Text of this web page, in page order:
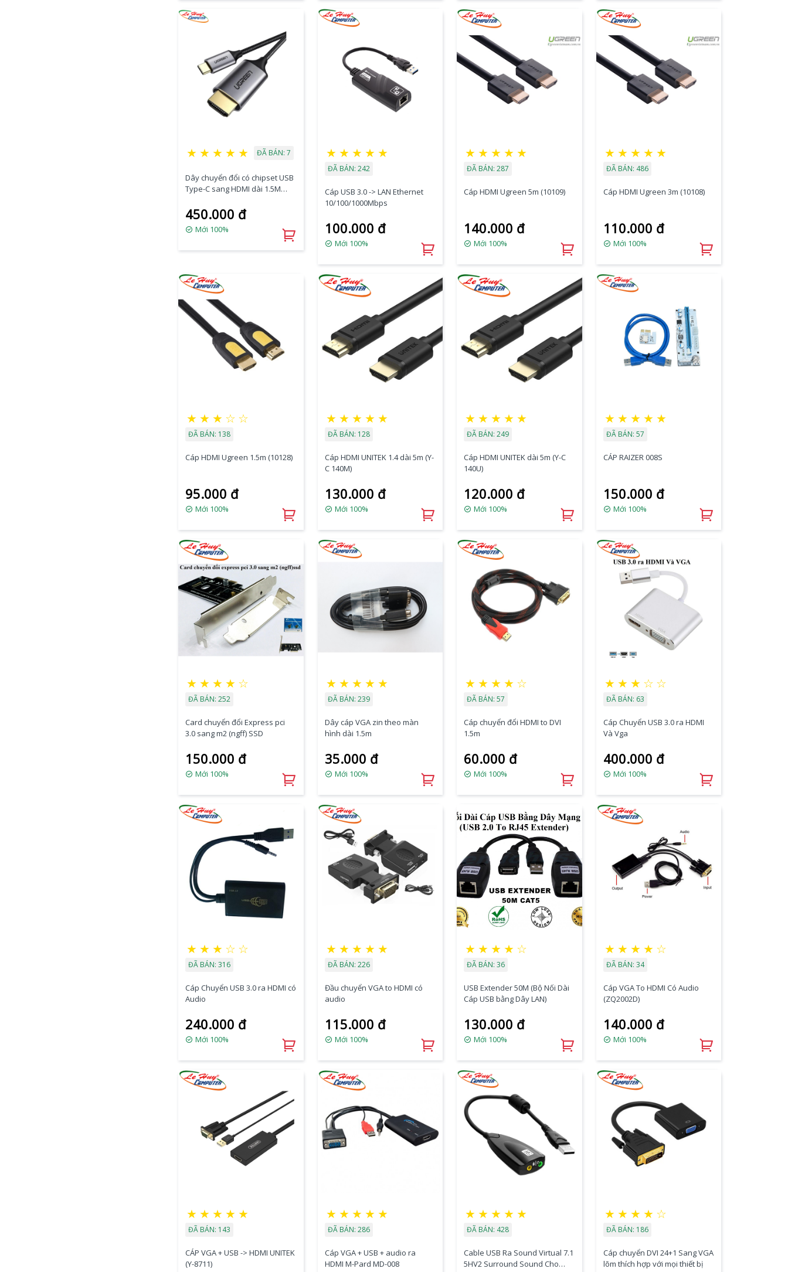
★ ★ ★ ★ ★ ĐÃ BÁN: 7
Dây chuyển đổi có chipset USB
Type-C sang HDMI dài 1.5M
450.000 đ
Mới 100%
★ ★ ★ ★ ★
ĐÃ BÁN: 242
Cáp USB 3.0 -> LAN Ethernet
10/100/1000Mbps
100.000 đ
Mới 100%
★ ★ ★ ★ ★
ĐÃ BÁN: 287
Cáp HDMI Ugreen 5m (10109)
140.000 đ
Mới 100%
★ ★ ★ ★ ★
ĐÃ BÁN: 486
Cáp HDMI Ugreen 3m (10108)
110.000 đ
Mới 100%
★ ★ ★ ☆ ☆
ĐÃ BÁN: 138
Cáp HDMI Ugreen 1.5m (10128)
95.000 đ
Mới 100%
★ ★ ★ ★ ★
ĐÃ BÁN: 128
Cáp HDMI UNITEK 1.4 dài 5m (Y-
C 140M)
130.000 đ
Mới 100%
★ ★ ★ ★ ★
ĐÃ BÁN: 249
Cáp HDMI UNITEK dài 5m (Y-C
140U)
120.000 đ
Mới 100%
★ ★ ★ ★ ★
ĐÃ BÁN: 57
CÁP RAIZER 008S
150.000 đ
Mới 100%
★ ★ ★ ★ ☆
ĐÃ BÁN: 252
Card chuyển đổi Express pci
3.0 sang m2 (ngff) SSD
150.000 đ
Mới 100%
★ ★ ★ ★ ★
ĐÃ BÁN: 239
Dây cáp VGA zin theo màn
hình dài 1.5m
35.000 đ
Mới 100%
★ ★ ★ ★ ☆
ĐÃ BÁN: 57
Cáp chuyển đổi HDMI to DVI
1.5m
60.000 đ
Mới 100%
★ ★ ★ ☆ ☆
ĐÃ BÁN: 63
Cáp Chuyển USB 3.0 ra HDMI
Và Vga
400.000 đ
Mới 100%
★ ★ ★ ☆ ☆
ĐÃ BÁN: 316
Cáp Chuyển USB 3.0 ra HDMI có
Audio
240.000 đ
Mới 100%
★ ★ ★ ★ ★
ĐÃ BÁN: 226
Đầu chuyển VGA to HDMI có
audio
115.000 đ
Mới 100%
★ ★ ★ ★ ☆
ĐÃ BÁN: 36
USB Extender 50M (Bộ Nối Dài
Cáp USB bằng Dây LAN)
130.000 đ
Mới 100%
★ ★ ★ ★ ☆
ĐÃ BÁN: 34
Cáp VGA To HDMI Có Audio
(ZQ2002D)
140.000 đ
Mới 100%
★ ★ ★ ★ ★
ĐÃ BÁN: 143
CÁP VGA + USB -> HDMI UNITEK
(Y-8711)
★ ★ ★ ★ ★
ĐÃ BÁN: 286
Cáp VGA + USB + audio ra
HDMI M-Pard MD-008
★ ★ ★ ★ ★
ĐÃ BÁN: 428
Cable USB Ra Sound Virtual 7.1
5HV2 Surround Sound Cho
★ ★ ★ ★ ☆
ĐÃ BÁN: 186
Cáp chuyển DVI 24+1 Sang VGA
lõm thích hợp với mọi thiết bị